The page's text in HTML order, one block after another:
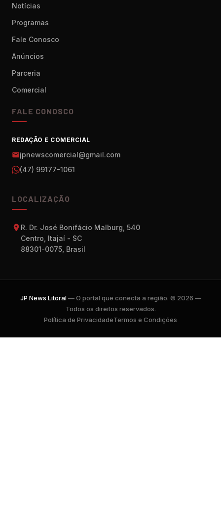
Notícias
Programas
Fale Conosco
Anúncios
Parceria
Comercial
FALE CONOSCO
REDAÇÃO E COMERCIAL
jpnewscomercial@gmail.com
(47) 99177-1061
LOCALIZAÇÃO
R. Dr. José Bonifácio Malburg, 540
Centro, Itajaí - SC
88301-0075, Brasil
JP News Litoral— O portal que conecta a região. © 2026 —
Todos os direitos reservados.
Política de PrivacidadeTermos e Condições